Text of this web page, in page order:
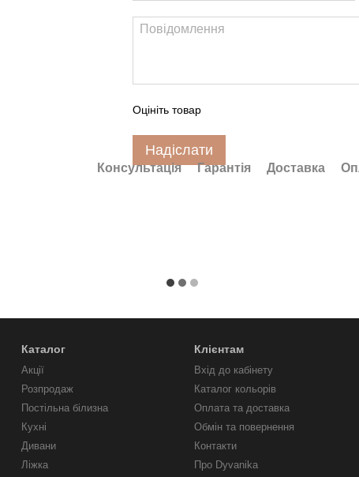
Оцініть товар
Надіслати
Консультація Гарантія Доставка
Каталог
Акції
Розпродаж
Постільна білизна
Кухні
Дивани
Ліжка
Клієнтам
Вхід до кабінету
Каталог кольорів
Оплата та доставка
Обмін та повернення
Контакти
Про Dyvanika